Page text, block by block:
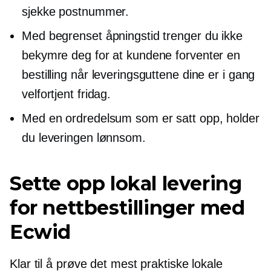
sjekke postnummer.
Med begrenset åpningstid trenger du ikke
bekymre deg for at kundene forventer en
bestilling når leveringsguttene dine er i gang
velfortjent fridag.
Med en ordredelsum som er satt opp, holder
du leveringen lønnsom.
Sette opp lokal levering
for nettbestillinger med
Ecwid
Klar til å prøve det mest praktiske lokale